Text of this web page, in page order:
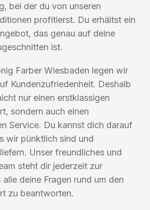
bei der du von unseren
profitierst. Du erhältst ein
das genau auf deine
ist.
Farber Wiesbaden legen wir
Kundenzufriedenheit. Deshalb
nur einen erstklassigen
sondern auch einen
Service. Du kannst dich darauf
wir pünktlich sind und
Unser freundliches und
steht dir jederzeit zur
deine Fragen rund um den
zu beantworten.